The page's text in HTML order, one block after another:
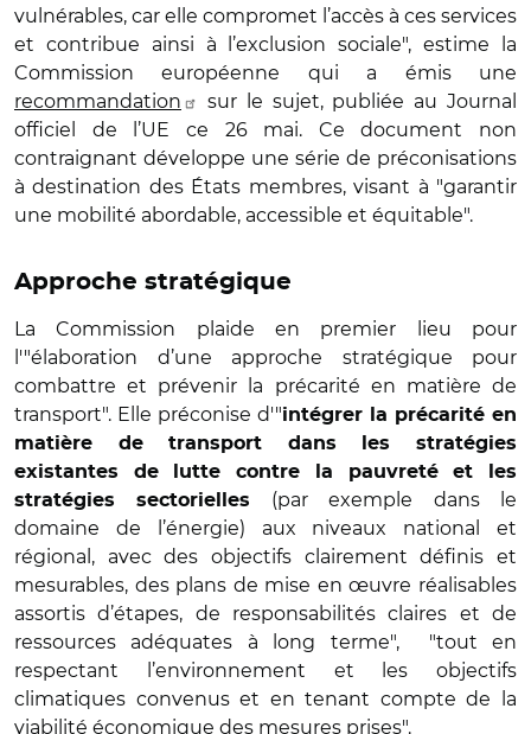
vulnérables, car elle compromet l’accès à ces services
et contribue ainsi à l’exclusion sociale", estime la
Commission européenne qui a émis une
recommandation
sur le sujet, publiée au Journal
officiel de l’UE ce 26 mai. Ce document non
contraignant développe une série de préconisations
à destination des États membres, visant à "garantir
une mobilité abordable, accessible et équitable".
Approche stratégique
La Commission plaide en premier lieu pour
l'"élaboration d’une approche stratégique pour
combattre et prévenir la précarité en matière de
transport". Elle préconise d'"intégrer la précarité en
matière de transport dans les stratégies
existantes de lutte contre la pauvreté et les
stratégies sectorielles
(par exemple dans le
domaine de l’énergie) aux niveaux national et
régional, avec des objectifs clairement définis et
mesurables, des plans de mise en œuvre réalisables
assortis d’étapes, de responsabilités claires et de
ressources adéquates à long terme", "tout en
respectant l’environnement et les objectifs
climatiques convenus et en tenant compte de la
viabilité économique des mesures prises".